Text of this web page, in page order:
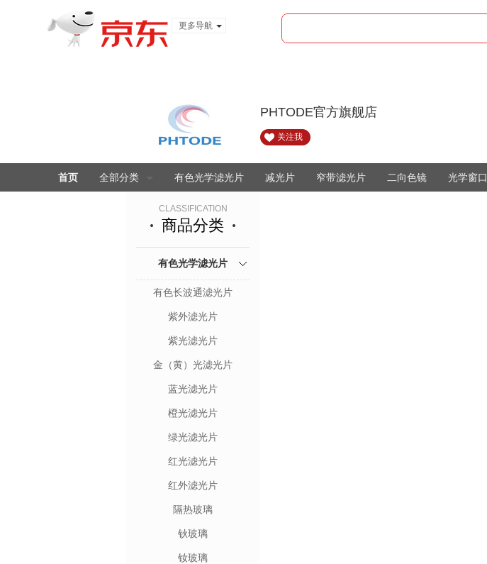
更多导航
PHTODE官方旗舰店
关注我
首页 全部分类 有色光学滤光片 减光片 窄带滤光片 二向色镜 光学窗口
CLASSIFICATION
商品分类
有色光学滤光片
有色长波通滤光片
紫外滤光片
紫光滤光片
金（黄）光滤光片
蓝光滤光片
橙光滤光片
绿光滤光片
红光滤光片
红外滤光片
隔热玻璃
钬玻璃
钕玻璃